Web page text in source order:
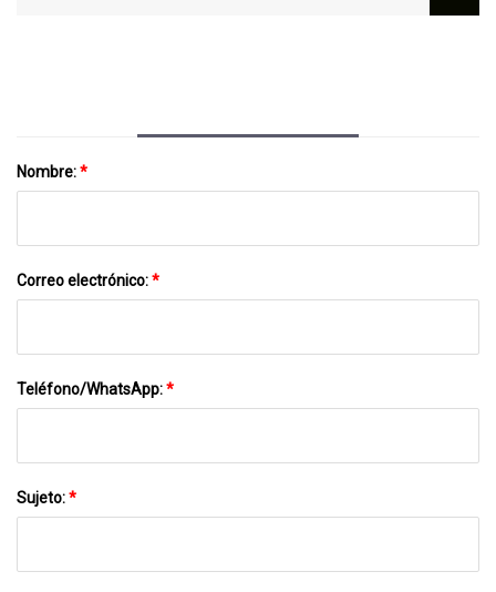
Nombre:*
Correo electrónico:*
Teléfono/WhatsApp:*
Sujeto:*